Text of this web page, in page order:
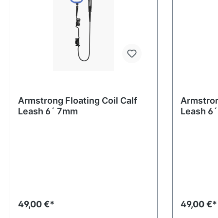
Armstrong Floating Coil Calf
Leash 6´ 7mm
49,00 €*
Leash
49,00 €*